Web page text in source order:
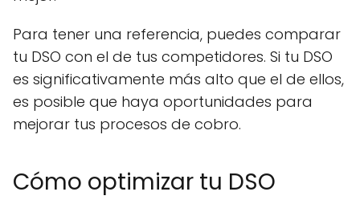
Para tener una referencia, puedes comparar
tu DSO con el de tus competidores. Si tu DSO
es significativamente más alto que el de ellos,
es posible que haya oportunidades para
mejorar tus procesos de cobro.
Cómo optimizar tu DSO